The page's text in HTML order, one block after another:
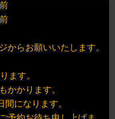
からお願いいたします。
ます。
かかります。
になります。